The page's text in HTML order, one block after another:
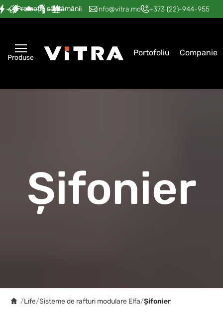
Promoția săptămânii
— — — — — info@vitra.md +373 (22)-944-955
Produse Portofoliu Companie
Șifonier
/Life/Sisteme de rafturi modulare Elfa/Șifonier